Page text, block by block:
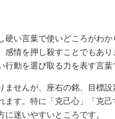
硬い言葉で使いどころがわ
感情を押し殺すことでもあ
動を選び取る力を表す言葉
ませんが、座右の銘、目標
ます。特に「克己心」「克
迷いやすいところです。